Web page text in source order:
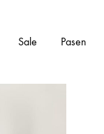
Sale Pasen